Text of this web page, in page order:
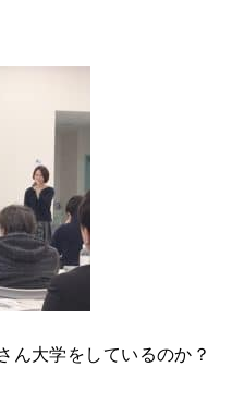
ん大学をしているのか？